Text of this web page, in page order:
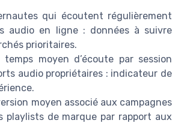
qui écoutent régulièrement
audio en ligne : données à suivre
prioritaires.
moyen d’écoute par session
audio propriétaires : indicateur de
moyen associé aux campagnes
playlists de marque par rapport aux